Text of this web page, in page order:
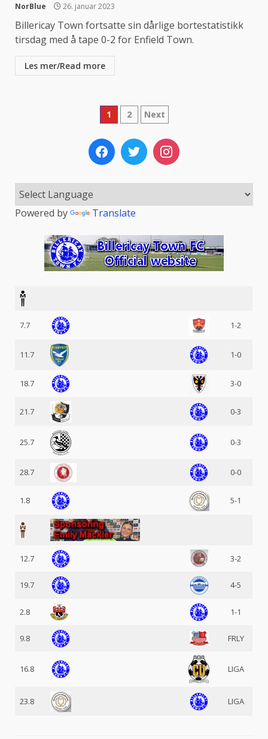
NorBlue 26. januar 2023
Billericay Town fortsatte sin dårlige bortestatistikk
tirsdag med å tape 0-2 for Enfield Town.
Les mer/Read more
Sidepaginering
1 2 Next
Powered by Translate
7.7 1-2
11.7 1-0
18.7 3-0
21.7 0-3
25.7 0-3
28.7 0-0
1.8 5-1
12.7 3-2
19.7 4-5
2.8 1-1
9.8 FRLY
16.8 LIGA
23.8 LIGA